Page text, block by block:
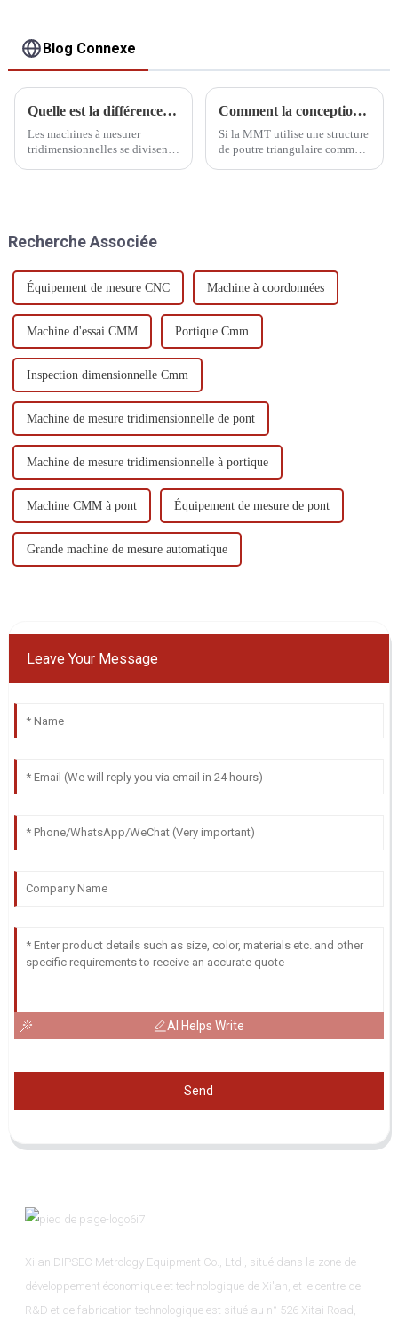
Blog Connexe
Quelle est la différence entre une MMT entièrement automatique et semi-automatique ?
Les machines à mesurer
tridimensionnelles se divisent
machine manuelle est
ordinateur.
Comment la conception de la structure de poutre triangulaire de la MMT affecte-t-elle la précision ?
Si la MMT utilise une structure
de poutre triangulaire comme
Recherche Associée
Équipement de mesure CNC Machine à coordonnées
Machine d'essai CMM Portique Cmm
Inspection dimensionnelle Cmm
Machine de mesure tridimensionnelle de pont
Machine de mesure tridimensionnelle à portique
Machine CMM à pont Équipement de mesure de pont
Grande machine de mesure automatique
Leave Your Message
AI Helps Write
Send
Xi'an DIPSEC Metrology Equipment Co., Ltd., situé dans la zone de
développement économique et technologique de Xi'an, et le centre de
R&D et de fabrication technologique est situé au n° 526 Xitai Road,